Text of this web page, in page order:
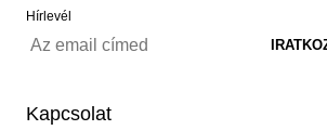
Hírlevél
Kapcsolat